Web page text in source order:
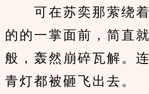
可在苏奕那萦绕着
的的一掌面前，简直
般，轰然崩碎瓦解。
青灯都被砸飞出去。